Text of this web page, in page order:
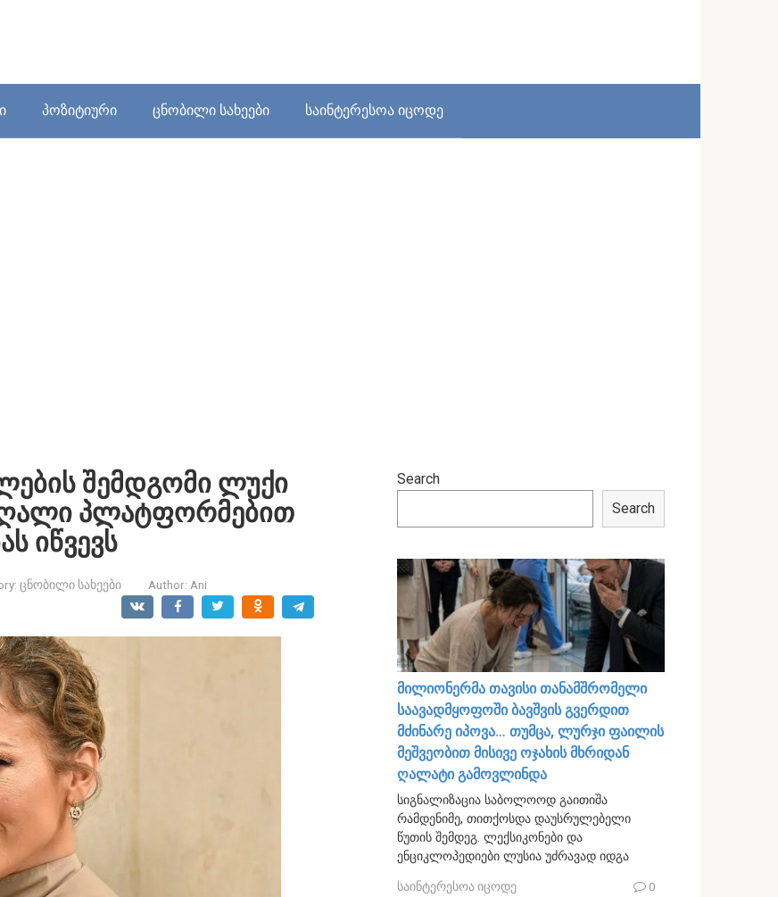
პოზიტიური ცნობილი სახეები საინტერესოა იცოდე
შემდგომი ლუქი
პლატფორმებით
იწვევს
ცნობილი სახეები Author: Ani
Search
Search
მილიონერმა თავისი თანამშრომელი
საავადმყოფოში ბავშვის გვერდით
მძინარე იპოვა… თუმცა, ლურჯი ფაილის
მეშვეობით მისივე ოჯახის მხრიდან
ღალატი გამოვლინდა
სიგნალიზაცია საბოლოოდ გაითიშა
რამდენიმე, თითქოსდა დაუსრულებელი
წუთის შემდეგ. ლექსიკონები და
ენციკლოპედიები ლუსია უძრავად იდგა
საინტერესოა იცოდე 0